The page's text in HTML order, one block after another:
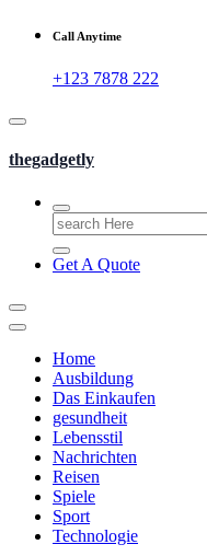
Call Anytime
+123 7878 222
thegadgetly
Search
for:
Get A Quote
Home
Ausbildung
Das Einkaufen
gesundheit
Lebensstil
Nachrichten
Reisen
Spiele
Sport
Technologie